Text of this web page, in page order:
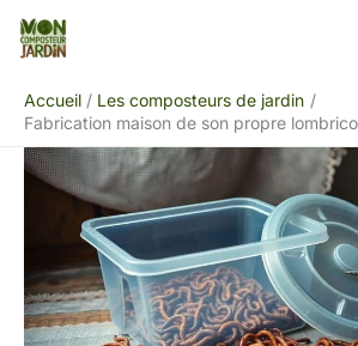
Aller
Accueil
Les composteurs de jardin
Fabrication maison de son propre
Rechercher